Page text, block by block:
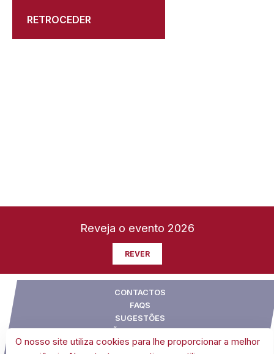
RETROCEDER
Reveja o evento 2026
REVER
CONTACTOS
FAQS
SUGESTÕES
CONDIÇÕES GERAIS DE VENDA
POLÍTICA DE COOKIES
O nosso site utiliza cookies para lhe proporcionar a melhor